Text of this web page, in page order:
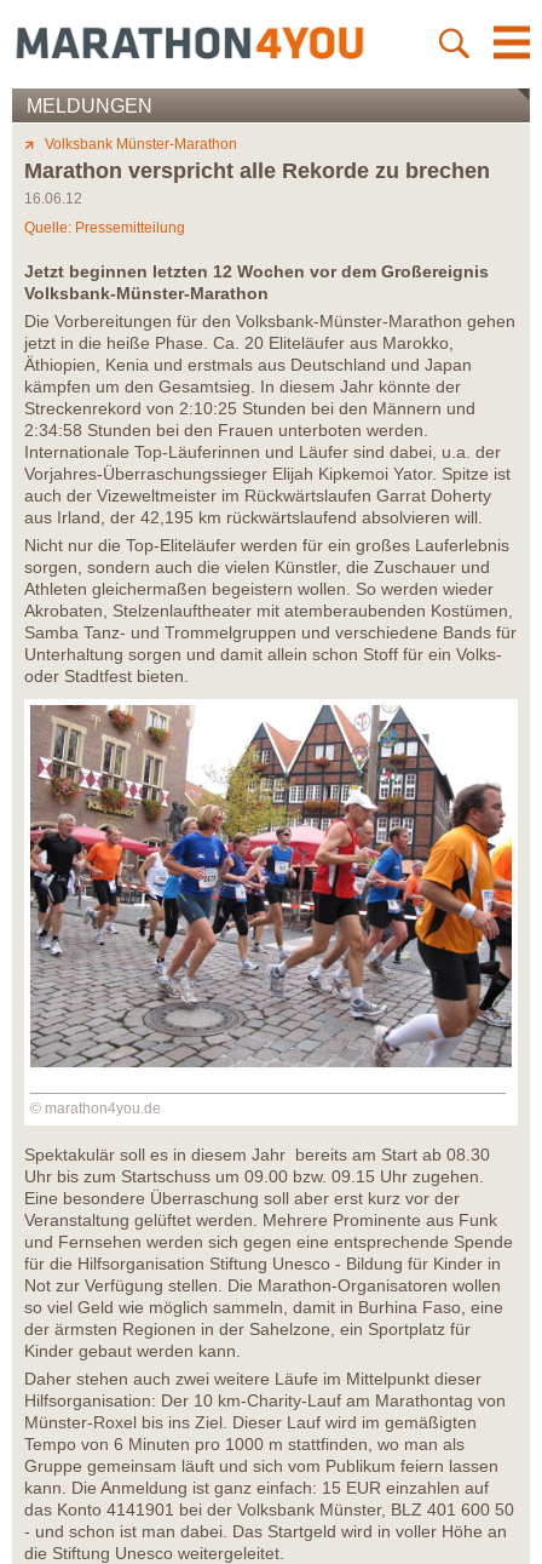
MELDUNGEN
Volksbank Münster-Marathon
Marathon verspricht alle Rekorde zu brechen
16.06.12
Quelle: Pressemitteilung
Jetzt beginnen letzten 12 Wochen vor dem Großereignis
Volksbank-Münster-Marathon
Die Vorbereitungen für den Volksbank-Münster-Marathon gehen
jetzt in die heiße Phase. Ca. 20 Eliteläufer aus Marokko,
Äthiopien, Kenia und erstmals aus Deutschland und Japan
kämpfen um den Gesamtsieg. In diesem Jahr könnte der
Streckenrekord von 2:10:25 Stunden bei den Männern und
2:34:58 Stunden bei den Frauen unterboten werden.
Internationale Top-Läuferinnen und Läufer sind dabei, u.a. der
Vorjahres-Überraschungssieger Elijah Kipkemoi Yator. Spitze ist
auch der Vizeweltmeister im Rückwärtslaufen Garrat Doherty
aus Irland, der 42,195 km rückwärtslaufend absolvieren will.
Nicht nur die Top-Eliteläufer werden für ein großes Lauferlebnis
sorgen, sondern auch die vielen Künstler, die Zuschauer und
Athleten gleichermaßen begeistern wollen. So werden wieder
Akrobaten, Stelzenlauftheater mit atemberaubenden Kostümen,
Samba Tanz- und Trommelgruppen und verschiedene Bands für
Unterhaltung sorgen und damit allein schon Stoff für ein Volks-
oder Stadtfest bieten.
© marathon4you.de
Spektakulär soll es in diesem Jahr bereits am Start ab 08.30
Uhr bis zum Startschuss um 09.00 bzw. 09.15 Uhr zugehen.
Eine besondere Überraschung soll aber erst kurz vor der
Veranstaltung gelüftet werden. Mehrere Prominente aus Funk
und Fernsehen werden sich gegen eine entsprechende Spende
für die Hilfsorganisation Stiftung Unesco - Bildung für Kinder in
Not zur Verfügung stellen. Die Marathon-Organisatoren wollen
so viel Geld wie möglich sammeln, damit in Burhina Faso, eine
der ärmsten Regionen in der Sahelzone, ein Sportplatz für
Kinder gebaut werden kann.
Daher stehen auch zwei weitere Läufe im Mittelpunkt dieser
Hilfsorganisation: Der 10 km-Charity-Lauf am Marathontag von
Münster-Roxel bis ins Ziel. Dieser Lauf wird im gemäßigten
Tempo von 6 Minuten pro 1000 m stattfinden, wo man als
Gruppe gemeinsam läuft und sich vom Publikum feiern lassen
kann. Die Anmeldung ist ganz einfach: 15 EUR einzahlen auf
das Konto 4141901 bei der Volksbank Münster, BLZ 401 600 50
- und schon ist man dabei. Das Startgeld wird in voller Höhe an
die Stiftung Unesco weitergeleitet.